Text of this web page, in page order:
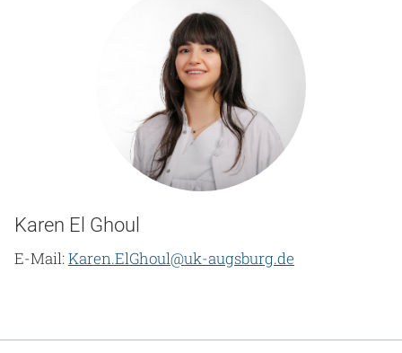
Karen El Ghoul
E-Mail:Karen.ElGhoul@uk-augsburg.de